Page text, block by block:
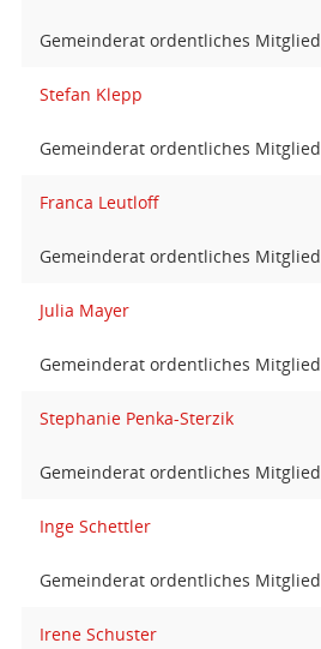
Gemeinderat ordentliches Mitglied
Stefan Klepp
Gemeinderat ordentliches Mitglied
Franca Leutloff
Gemeinderat ordentliches Mitglied
Julia Mayer
Gemeinderat ordentliches Mitglied
Stephanie Penka-Sterzik
Gemeinderat ordentliches Mitglied
Inge Schettler
Gemeinderat ordentliches Mitglied
Irene Schuster